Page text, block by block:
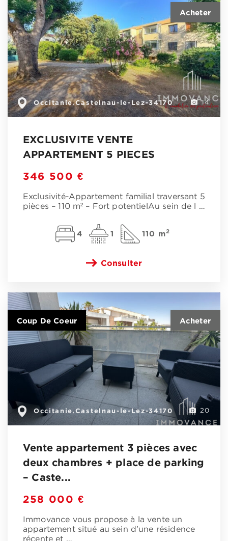
14
Occitanie,Castelnau-le-Lez-34170
EXCLUSIVITE VENTE
APPARTEMENT 5 PIECES
346 500 €
Exclusivité-Appartement familial traversant 5
pièces – 110 m² – Fort potentielAu sein de l …
4 1 110 m2
Consulter
20
Occitanie ,Castelnau-le-Lez-34170
Coup De Coeur
Vente appartement 3 pièces avec
deux chambres + place de parking
– Caste...
258 000 €
Immovance vous propose à la vente un
appartement situé au sein d’une résidence
récente et …